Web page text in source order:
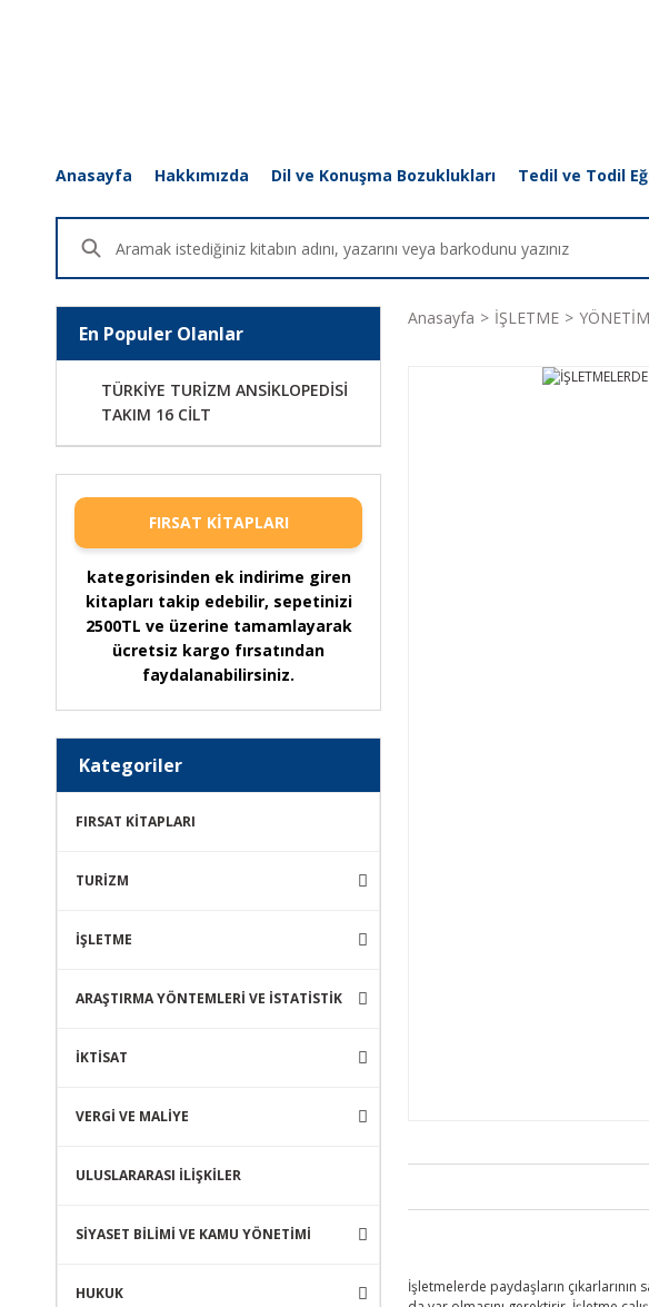
Anasayfa Hakkımızda Dil ve Konuşma Bozuklukları Tedil ve Todil
En Populer Olanlar
TÜRKİYE TURİZM ANSİKLOPEDİSİ
TAKIM 16 CİLT
FIRSAT KİTAPLARI
kategorisinden ek indirime giren
kitapları takip edebilir, sepetinizi
2500TL ve üzerine tamamlayarak
ücretsiz kargo fırsatından
faydalanabilirsiniz.
Kategoriler
FIRSAT KİTAPLARI
TURİZM
İŞLETME
ARAŞTIRMA YÖNTEMLERİ VE İSTATİSTİK
İKTİSAT
VERGİ VE MALİYE
ULUSLARARASI İLİŞKİLER
SİYASET BİLİMİ VE KAMU YÖNETİMİ
HUKUK
Anasayfa İŞLETME
İşletmelerde paydaşların çıkarlarının